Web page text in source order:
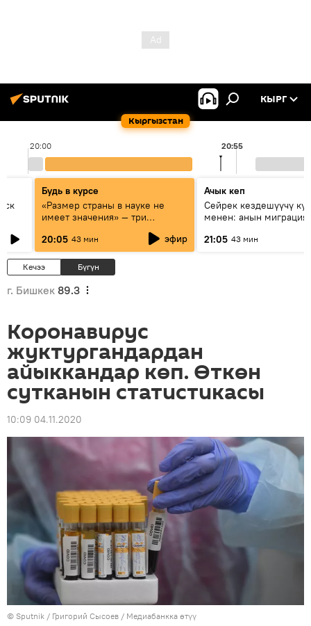
Кыргызстан
КЫРГ
20:00 20:55
Будь в курсе
«Размер страны в науке не
имеет значения» — три
эксперта о сотрудничестве
России и Кыргызстана в
образовании и исследованиях
20:05 43 мин эфир
Ачык кеп
Сейрек кездешүүчү
менен: анын
21:05 43 мин
Кечээ Бүгүн
г. Бишкек 89.3
Коронавирус
жуктургандардан
айыккандар көп. Өткөн
сутканын статистикасы
10:09 04.11.2020
© Sputnik / Григорий Сысоев / Медиабанкка өтүү